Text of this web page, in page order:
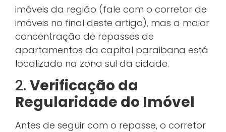
imóveis da região (fale com o corretor de
imóveis no final deste artigo), mas a maior
concentração de repasses de
apartamentos da capital paraibana está
localizado na zona sul da cidade.
2. Verificação da
Regularidade do Imóvel
Antes de seguir com o repasse, o corretor